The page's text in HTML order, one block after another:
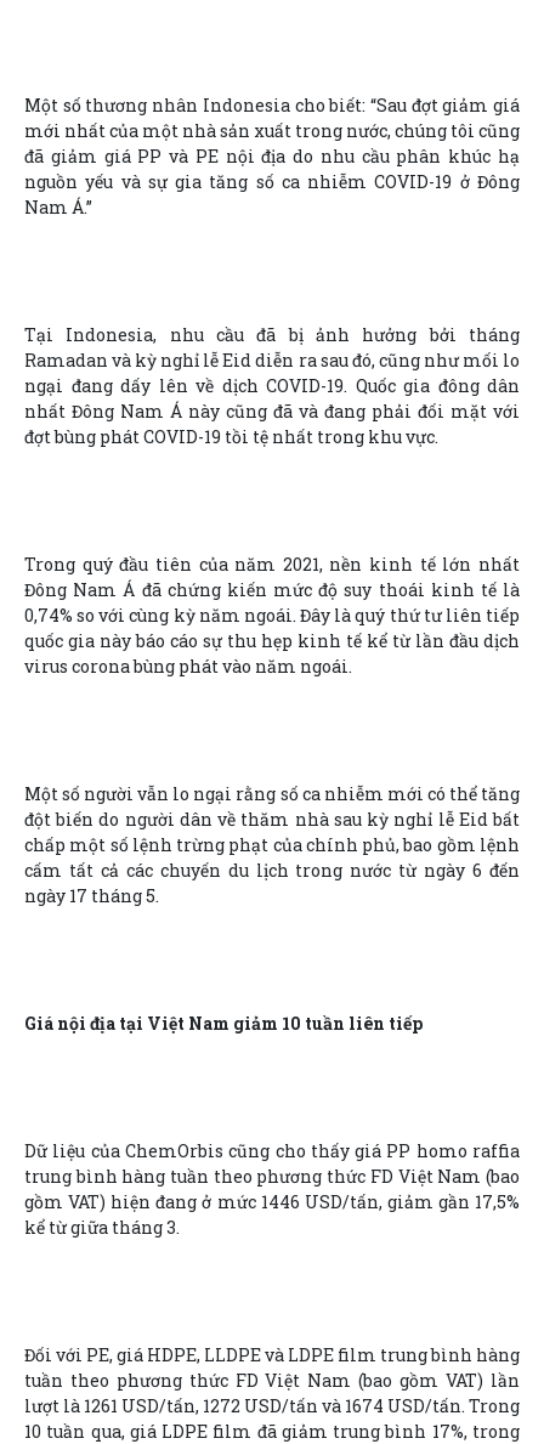
Một số thương nhân Indonesia cho biết: “Sau đợt giảm giá
mới nhất của một nhà sản xuất trong nước, chúng tôi cũng
đã giảm giá PP và PE nội địa do nhu cầu phân khúc hạ
nguồn yếu và sự gia tăng số ca nhiễm COVID-19 ở Đông
Nam Á.”
Tại Indonesia, nhu cầu đã bị ảnh hưởng bởi tháng
Ramadan và kỳ nghỉ lễ Eid diễn ra sau đó, cũng như mối lo
ngại đang dấy lên về dịch COVID-19. Quốc gia đông dân
nhất Đông Nam Á này cũng đã và đang phải đối mặt với
đợt bùng phát COVID-19 tồi tệ nhất trong khu vực.
Trong quý đầu tiên của năm 2021, nền kinh tế lớn nhất
Đông Nam Á đã chứng kiến mức độ suy thoái kinh tế là
0,74% so với cùng kỳ năm ngoái. Đây là quý thứ tư liên tiếp
quốc gia này báo cáo sự thu hẹp kinh tế kể từ lần đầu dịch
virus corona bùng phát vào năm ngoái.
Một số người vẫn lo ngại rằng số ca nhiễm mới có thể tăng
đột biến do người dân về thăm nhà sau kỳ nghỉ lễ Eid bất
chấp một số lệnh trừng phạt của chính phủ, bao gồm lệnh
cấm tất cả các chuyến du lịch trong nước từ ngày 6 đến
ngày 17 tháng 5.
Giá nội địa tại Việt Nam giảm 10 tuần liên tiếp
Dữ liệu của ChemOrbis cũng cho thấy giá PP homo raffia
trung bình hàng tuần theo phương thức FD Việt Nam (bao
gồm VAT) hiện đang ở mức 1446 USD/tấn, giảm gần 17,5%
kể từ giữa tháng 3.
Đối với PE, giá HDPE, LLDPE và LDPE film trung bình hàng
tuần theo phương thức FD Việt Nam (bao gồm VAT) lần
lượt là 1261 USD/tấn, 1272 USD/tấn và 1674 USD/tấn. Trong
10 tuần qua, giá LDPE film đã giảm trung bình 17%, trong